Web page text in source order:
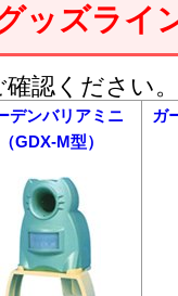
ッズライ
認ください。
デンバリアミニ
（GDX-M型）
ガ